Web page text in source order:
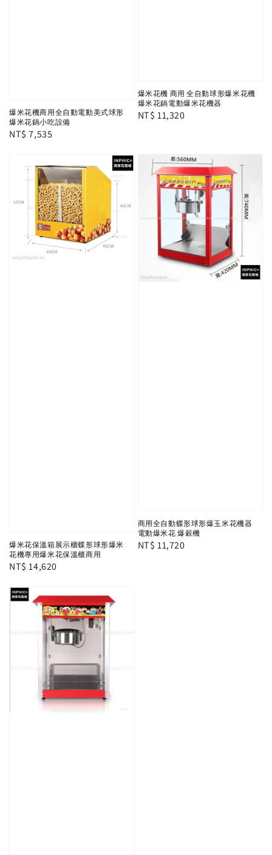
爆米花機商用全自動電動美式球形
爆米花鍋小吃設備
Regular
NT$ 7,535
爆米花機 商用 全自動球形爆米花機
爆米花鍋電動爆米花機器
Regular
NT$ 11,320
爆米花保溫箱展示櫃蝶形球形爆米
花機專用爆米花保溫櫃商用
Regular
NT$ 14,620
商用全自動蝶形球形爆玉米花機器
電動爆米花 爆穀機
Regular
NT$ 11,720